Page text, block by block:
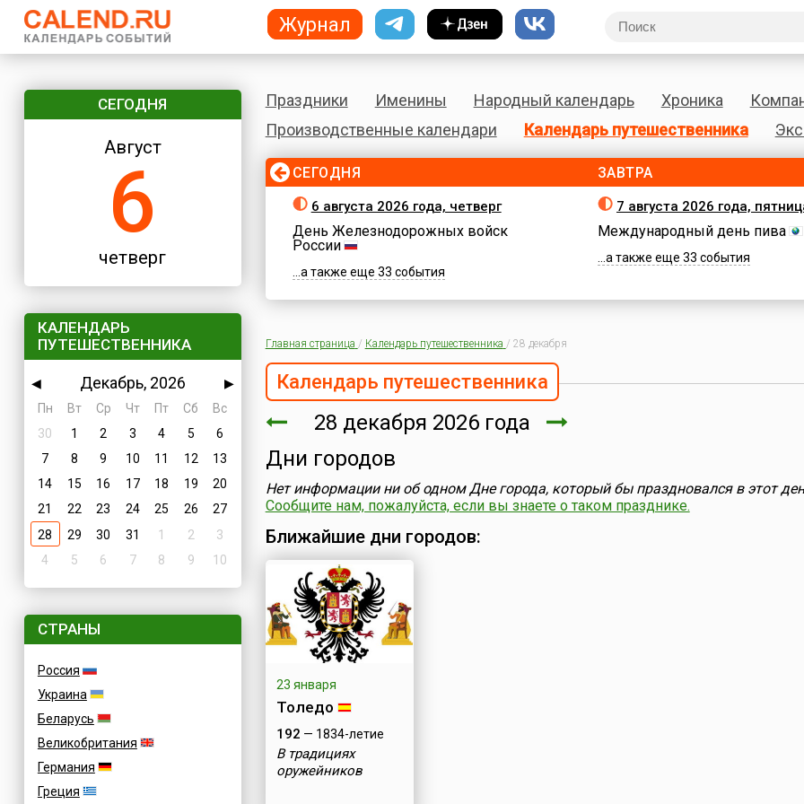
СЕГОДНЯ
Август
6
четверг
КАЛЕНДАРЬ
ПУТЕШЕСТВЕННИКА
◀ Декабрь, 2026
▶
Пн
Вт Ср Чт Пт Сб
Вс
30
1 2 3 4 5
6
7
8 9 10 11 12
13
14
15 16 17 18 19
20
21
22 23 24 25 26
27
28
29 30 31 1 2
3
4
5 6 7 8 9 10
СТРАНЫ
Россия
Украина
Беларусь
Великобритания
Германия
Греция
Праздники Именины Народный календарь Хроника
Производственные календари
Календарь путешественника
СЕГОДНЯ
6 августа 2026 года, четверг
День Железнодорожных войск
России
...а также еще 33 события
ЗАВТРА
7 августа 2026 года,
Международный день пива
...а также еще 33 события
Главная страница / Календарь путешественника / 28 декабря
Календарь путешественника
28 декабря 2026 года
Дни городов
Нет информации ни об одном Дне города, который бы праздновался в этот
Сообщите нам, пожалуйста, если вы знаете о таком празднике.
Ближайшие дни городов:
23 января
Толедо
192 — 1834-летие
В традициях
оружейников
Журнал